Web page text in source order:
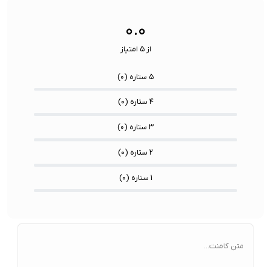
۰.۰
از ۵ امتیاز
۵ ستاره ( ۰)
۴ ستاره ( ۰)
۳ ستاره ( ۰)
۲ ستاره ( ۰)
۱ ستاره ( ۰)
متن کامنت...